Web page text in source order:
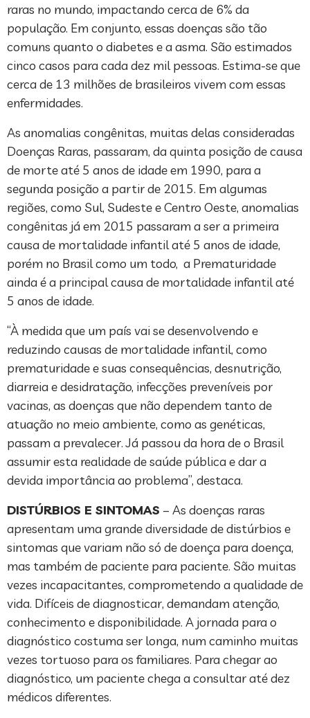
raras no mundo, impactando cerca de 6% da
população. Em conjunto, essas doenças são tão
comuns quanto o diabetes e a asma. São estimados
cinco casos para cada dez mil pessoas. Estima-se que
cerca de 13 milhões de brasileiros vivem com essas
enfermidades.
As anomalias congênitas, muitas delas consideradas
Doenças Raras, passaram, da quinta posição de causa
de morte até 5 anos de idade em 1990, para a
segunda posição a partir de 2015. Em algumas
regiões, como Sul, Sudeste e Centro Oeste, anomalias
congênitas já em 2015 passaram a ser a primeira
causa de mortalidade infantil até 5 anos de idade,
porém no Brasil como um todo, a Prematuridade
ainda é a principal causa de mortalidade infantil até
5 anos de idade.
“À medida que um país vai se desenvolvendo e
reduzindo causas de mortalidade infantil, como
prematuridade e suas consequências, desnutrição,
diarreia e desidratação, infecções preveníveis por
vacinas, as doenças que não dependem tanto de
atuação no meio ambiente, como as genéticas,
passam a prevalecer. Já passou da hora de o Brasil
assumir esta realidade de saúde pública e dar a
devida importância ao problema”, destaca.
DISTÚRBIOS E SINTOMAS – As doenças raras
apresentam uma grande diversidade de distúrbios e
sintomas que variam não só de doença para doença,
mas também de paciente para paciente. São muitas
vezes incapacitantes, comprometendo a qualidade de
vida. Difíceis de diagnosticar, demandam atenção,
conhecimento e disponibilidade. A jornada para o
diagnóstico costuma ser longa, num caminho muitas
vezes tortuoso para os familiares. Para chegar ao
diagnóstico, um paciente chega a consultar até dez
médicos diferentes.